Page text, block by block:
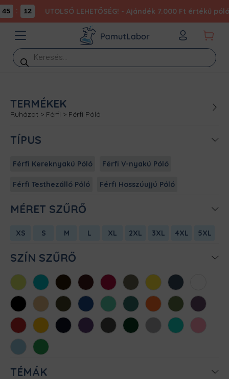
12 UTOLSÓ LEHETŐSÉG! - Ajándék 7.000 Ft értékű
Products
search
TERMÉKEK
Ruházat > Férfi > Férfi Póló
TÍPUS
Férfi Kereknyakú Póló Férfi V-nyakú Póló
Férfi Testhezálló Póló Férfi Hosszúujjú Póló
MÉRET SZŰRŐ
XS S M L XL 2XL 3XL 4XL 5XL
SZÍN SZŰRŐ
AlmazöldAtollkékBarnaBordóChili Cink Citromsárga
Denim
FeketeHomokKhaki KirálykékMentaMéregzöld
NarancsOliva Padlizsán
Piros SárgaSötétkékSötétlilaSötétszürke
SötétzöldSportszürke
Türkiz
Világos
rózsaszín
Világoskék
Zöld
TÉMÁK